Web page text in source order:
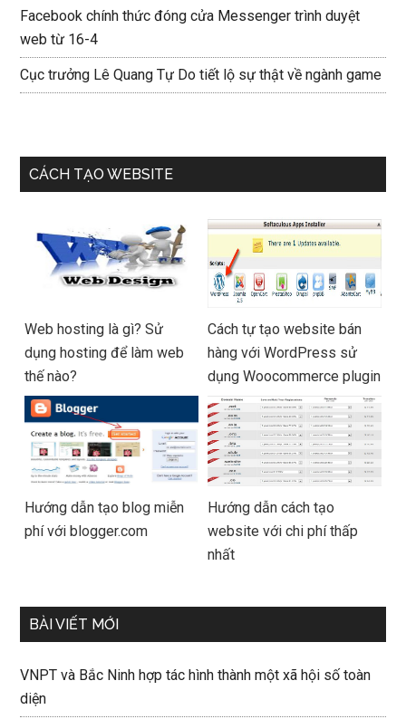
Facebook chính thức đóng cửa Messenger trình duyệt
web từ 16-4
Cục trưởng Lê Quang Tự Do tiết lộ sự thật về ngành game
CÁCH TẠO WEBSITE
Web hosting là gì? Sử
dụng hosting để làm web
thế nào?
Cách tự tạo website bán
hàng với WordPress sử
dụng Woocommerce plugin
Hướng dẫn tạo blog miễn
phí với blogger.com
Hướng dẫn cách tạo
website với chi phí thấp
nhất
BÀI VIẾT MỚI
VNPT và Bắc Ninh hợp tác hình thành một xã hội số toàn
diện